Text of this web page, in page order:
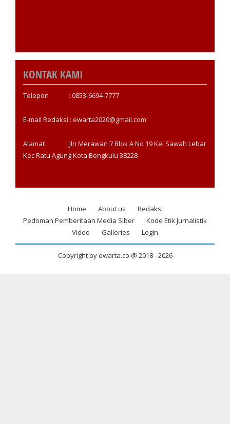
KONTAK KAMI
Telepon : 0853-6694-7777
E-mail Redaksi : ewarta2020@gmail.com
Alamat : Jln Merawan 7 Blok A No 19 Kel Sawah Lebar
Kec Ratu Agung Kota Bengkulu 38228
Footer
Home About us
Redaksi
Pedoman Pemberitaan Media Siber
Kode Etik Jurnalistik
Video
Galleries Login
Copyright by ewarta.co @ 2018 -2026